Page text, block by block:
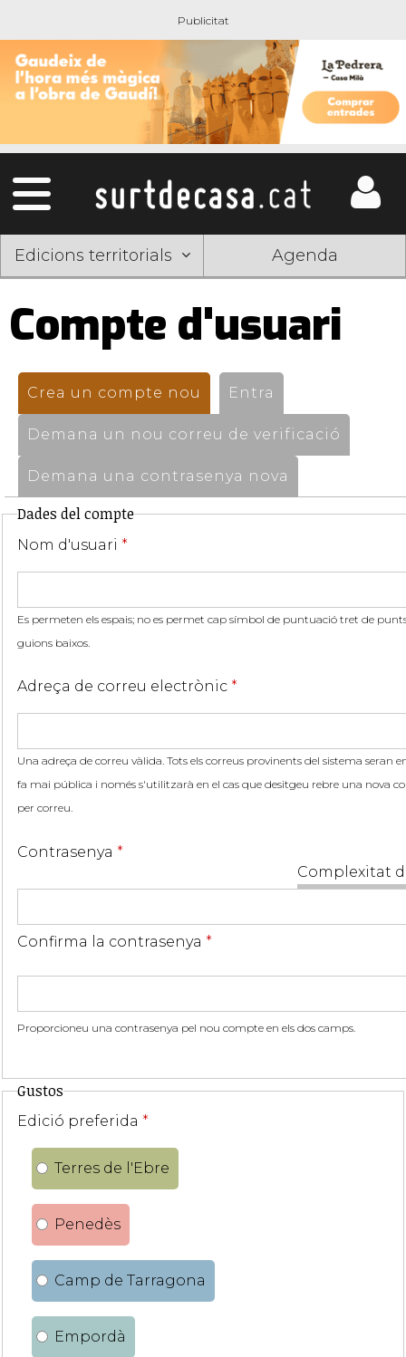
Edicions territorials Agenda
Compte d'usuari
Pestanyes
primàries
Crea un compte nou (pestanya activa)
Entra
Demana un nou correu de verificació
Demana una contrasenya nova
Dades del compte
Nom d'usuari *
Es permeten els espais; no es permet cap símbol de puntuació tret de
guions baixos.
Adreça de correu electrònic *
Una adreça de correu vàlida. Tots els correus provinents del sistema seran
fa mai pública i només s'utilitzarà en el cas que desitgeu rebre una nova
per correu.
Complexitat
Contrasenya *
Confirma la contrasenya *
Proporcioneu una contrasenya pel nou compte en els dos camps.
Gustos
Edició preferida *
Terres de l'Ebre
Penedès
Camp de Tarragona
Empordà